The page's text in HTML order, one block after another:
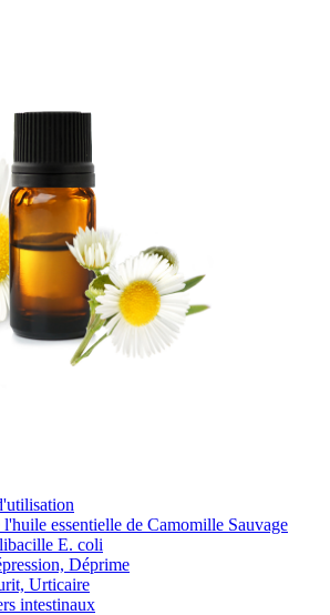
l'huile essentielle de Camomille Sauvage
E. coli
Déprime
Urticaire
intestinaux